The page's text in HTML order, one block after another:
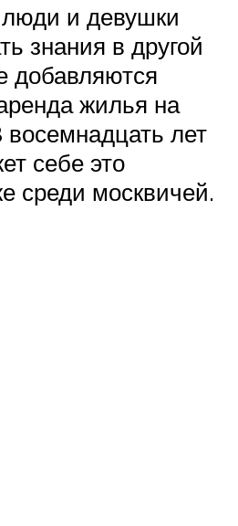
и девушки
знания в другой
добавляются
жилья на
лет
себе это
среди москвичей.